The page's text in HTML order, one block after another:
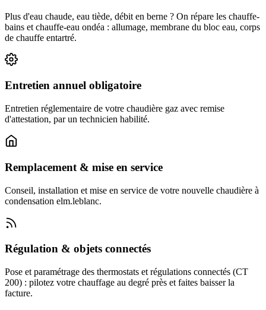
Plus d'eau chaude, eau tiède, débit en berne ? On répare les chauffe-
bains et chauffe-eau ondéa : allumage, membrane du bloc eau, corps
de chauffe entartré.
Entretien annuel obligatoire
Entretien réglementaire de votre chaudière gaz avec remise
d'attestation, par un technicien habilité.
Remplacement & mise en service
Conseil, installation et mise en service de votre nouvelle chaudière à
condensation elm.leblanc.
Régulation & objets connectés
Pose et paramétrage des thermostats et régulations connectés (CT
200) : pilotez votre chauffage au degré près et faites baisser la
facture.